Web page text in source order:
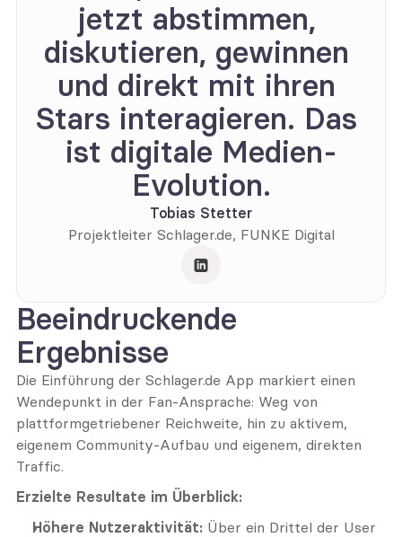
jetzt abstimmen,
diskutieren, gewinnen
und direkt mit ihren
Stars interagieren. Das
ist digitale Medien-
Evolution.
Tobias Stetter
Projektleiter Schlager.de, FUNKE Digital
Beeindruckende
Ergebnisse
Die Einführung der Schlager.de App markiert einen
Wendepunkt in der Fan-Ansprache: Weg von
plattformgetriebener Reichweite, hin zu aktivem,
eigenem Community-Aufbau und eigenem, direkten
Traffic.
Erzielte Resultate im Überblick:
Höhere Nutzeraktivität: Über ein Drittel der User